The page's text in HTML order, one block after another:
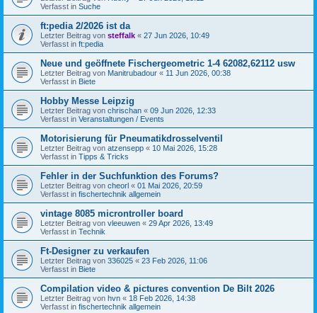
Verfasst in Suche
ft:pedia 2/2026 ist da
Letzter Beitrag von steffalk « 27 Jun 2026, 10:49
Verfasst in ft:pedia
Neue und geöffnete Fischergeometric 1-4 62082,62112 usw
Letzter Beitrag von Manitrubadour « 11 Jun 2026, 00:38
Verfasst in Biete
Hobby Messe Leipzig
Letzter Beitrag von chrischan « 09 Jun 2026, 12:33
Verfasst in Veranstaltungen / Events
Motorisierung für Pneumatikdrosselventil
Letzter Beitrag von atzensepp « 10 Mai 2026, 15:28
Verfasst in Tipps & Tricks
Fehler in der Suchfunktion des Forums?
Letzter Beitrag von cheorl « 01 Mai 2026, 20:59
Verfasst in fischertechnik allgemein
vintage 8085 microntroller board
Letzter Beitrag von vleeuwen « 29 Apr 2026, 13:49
Verfasst in Technik
Ft-Designer zu verkaufen
Letzter Beitrag von 336025 « 23 Feb 2026, 11:06
Verfasst in Biete
Compilation video & pictures convention De Bilt 2026
Letzter Beitrag von hvn « 18 Feb 2026, 14:38
Verfasst in fischertechnik allgemein